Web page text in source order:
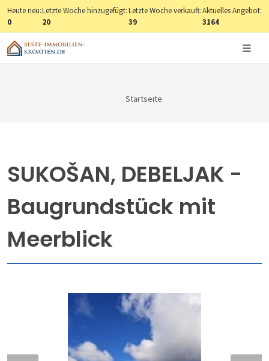
Heute neu:
0
Letzte Woche hinzugefügt:
20
Letzte Woche verkauft:
39
Aktuelles Angebot:
3164
Startseite
SUKOŠAN, DEBELJAK -
Baugrundstück mit
Meerblick